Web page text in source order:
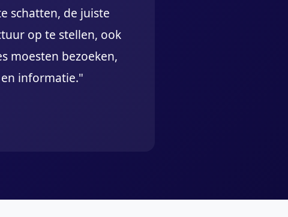
schatten, de juiste
op te stellen, ook
moesten bezoeken,
informatie."